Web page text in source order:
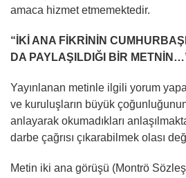
amaca hizmet etmemektedir.
“İKİ ANA FİKRİNİN
DA PAYLAŞILDIĞI BİR
Yayınlanan metinle ilgili yorum
ve kuruluşların büyük
anlayarak okumadıkları
darbe çağrısı çıkarabilmek olası
Metin iki ana görüşü (Montrö